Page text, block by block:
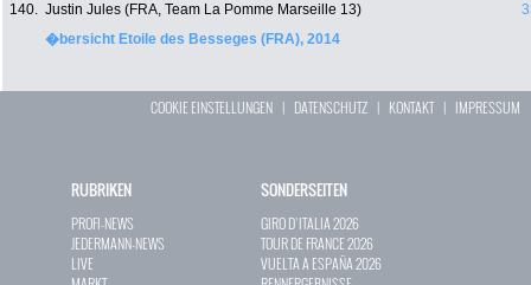
140. Justin Jules (FRA, Team La Pomme Marseille 13)
�bersicht Etoile des Besseges (FRA), 2014
COOKIE EINSTELLUNGEN | DATENSCHUTZ | KONTAKT| IMPRESSUM
RUBRIKEN
PROFI-NEWS
JEDERMANN-NEWS
LIVE
SONDERSEITEN
GIRO D`ITALIA 2026
TOUR DE FRANCE 2026
VUELTA A ESPAÑA 2026